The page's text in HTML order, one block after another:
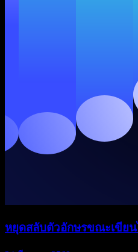
หยุดสลับตัวอักษรขณะเขียน